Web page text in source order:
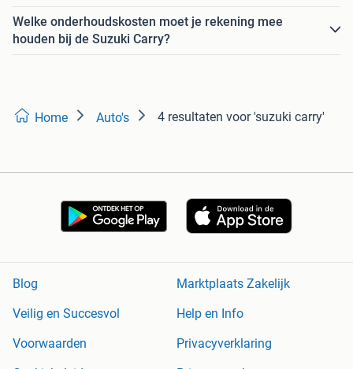
Welke onderhoudskosten moet je rekening mee
houden bij de Suzuki Carry?
Home Auto's 4 resultaten voor 'suzuki carry'
Blog
Marktplaats Zakelijk
Veilig en Succesvol
Help en Info
Voorwaarden
Privacyverklaring